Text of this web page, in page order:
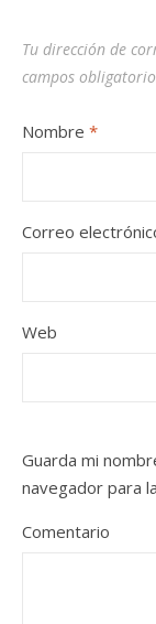
Tu dirección de
campos
Nombre *
Correo
Web
Guarda mi
navegador para
Comentario